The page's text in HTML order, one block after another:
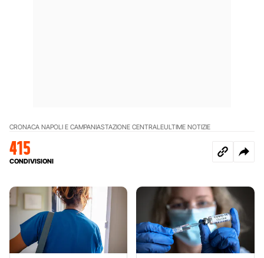
CRONACA NAPOLI E CAMPANIASTAZIONE CENTRALEULTIME NOTIZIE
415
CONDIVISIONI